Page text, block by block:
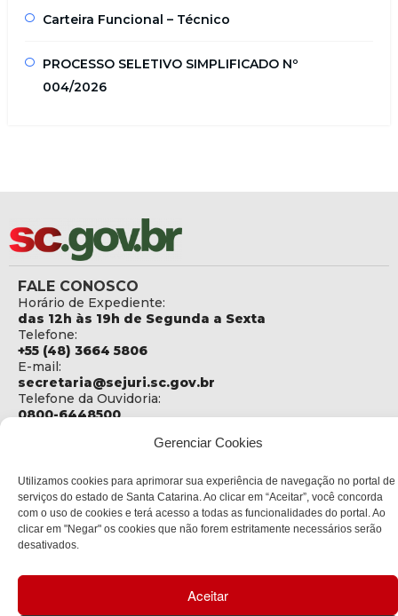
Gerenciar Cookies
Utilizamos cookies para aprimorar sua experiência de navegação no portal de
serviços do estado de Santa Catarina. Ao clicar em “Aceitar”, você concorda
com o uso de cookies e terá acesso a todas as funcionalidades do portal. Ao
clicar em "Negar" os cookies que não forem estritamente necessários serão
desativados.
Aceitar
Carteira Funcional – Técnico
PROCESSO SELETIVO SIMPLIFICADO Nº
004/2026
FALE CONOSCO
Horário de Expediente:
das 12h às 19h de Segunda a Sexta
Telefone:
+55 (48) 3664 5806
E-mail:
secretaria@sejuri.sc.gov.br
Telefone da Ouvidoria:
0800-6448500
Social
Rua Fúlvio Aducci, 1214 - Loja 06
Bairro:
Estreito - Florianópolis - SC
88075-000